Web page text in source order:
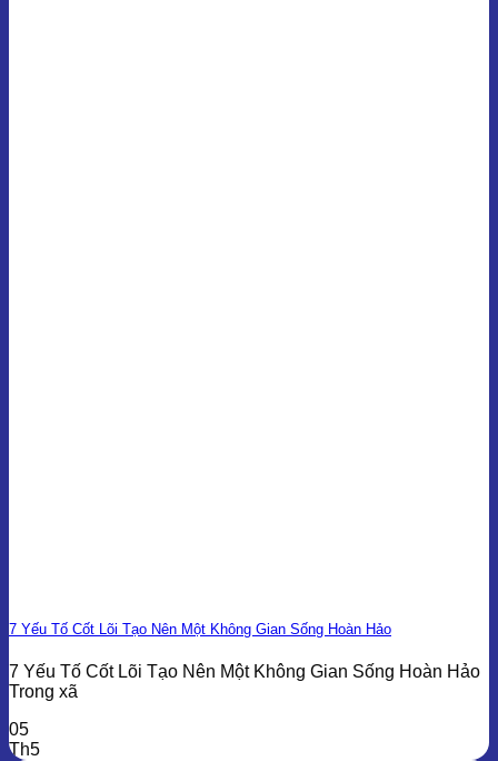
7 Yếu Tố Cốt Lõi Tạo Nên Một Không Gian Sống Hoàn Hảo
7 Yếu Tố Cốt Lõi Tạo Nên Một Không Gian Sống Hoàn Hảo
Trong xã
05
Th5